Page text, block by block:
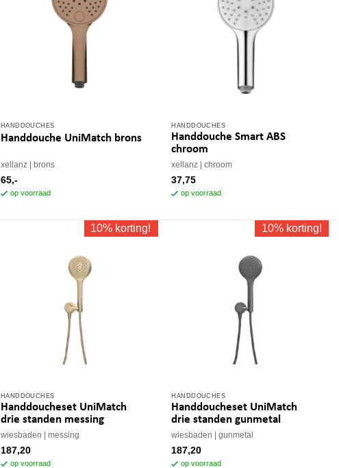
HANDDOUCHES
Handdouche UniMatch brons
xellanz brons
65,-
op voorraad
HANDDOUCHES
Handdouche Smart ABS
chroom
xellanz chroom
37,75
op voorraad
10% korting!
HANDDOUCHES
Handdoucheset UniMatch
drie standen messing
wiesbaden messing
187,20
op voorraad
10% korting!
HANDDOUCHES
Handdoucheset UniMatch
drie standen gunmetal
wiesbaden gunmetal
187,20
op voorraad